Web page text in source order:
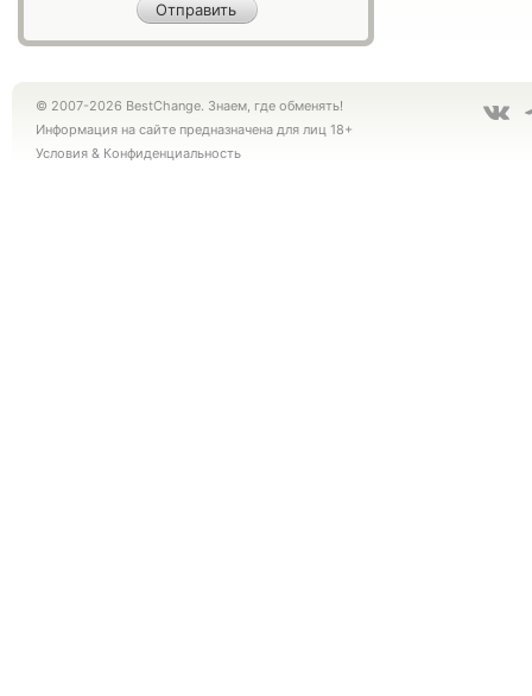
© 2007-2026 BestChange. Знаем, где обменять!
Информация на сайте предназначена для лиц 18+
Условия & Конфиденциальность